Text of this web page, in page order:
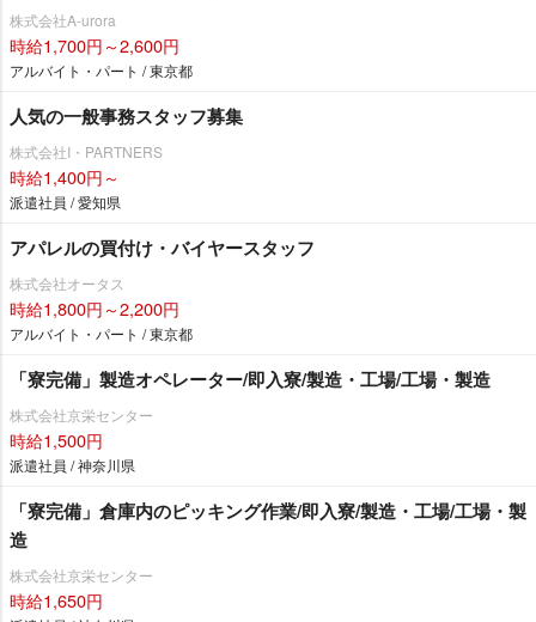
株式会社A-urora
時給1,700円～2,600円
アルバイト・パート / 東京都
人気の一般事務スタッフ募集
株式会社I・PARTNERS
時給1,400円～
派遣社員 / 愛知県
アパレルの買付け・バイヤースタッフ
株式会社オータス
時給1,800円～2,200円
アルバイト・パート / 東京都
「寮完備」製造オペレーター/即入寮/製造・工場/工場・製造
株式会社京栄センター
時給1,500円
派遣社員 / 神奈川県
「寮完備」倉庫内のピッキング作業/即入寮/製造・工場/工場・製
造
株式会社京栄センター
時給1,650円